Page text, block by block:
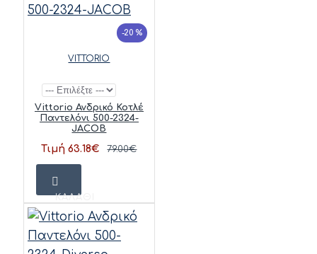
-20 %
VITTORIO
Vittorio Ανδρικό Κοτλέ
Παντελόνι 500-2324-
JACOB
Τιμή 63.18€ 79.00€
ΚΑΛΆΘΙ